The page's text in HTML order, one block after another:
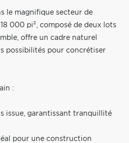
le magnifique secteur de
000 pi², composé de deux lots
offre un cadre naturel
possibilités pour concrétiser
:
issue, garantissant tranquillité
pour une construction